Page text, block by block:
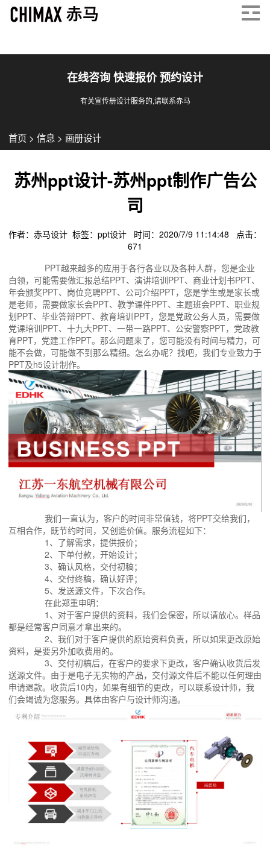
在线咨询 快速报价 预约设计
有关宣传册设计服务的,请联系赤马
首页 > 信息 > 画册设计
苏州ppt设计-苏州ppt制作广告公
司
作者：赤马设计 标签： ppt设计
时间：2020/7/9 11:14:48 点击：
671
PPT越来越多的应用于各行各业以及各种人群，您是企业
白领，可能需要做汇报总结PPT、演讲培训PPT、商业计划书PPT、
年会颁奖PPT、岗位竞聘PPT、公司介绍PPT，您是学生或是家长或
是老师，需要做家长会PPT、教学课件PPT、主题班会PPT、职业规
划PPT、毕业答辩PPT、教育培训PPT，您是党政公务人员，需要做
党课培训PPT、十九大PPT、一带一路PPT、公安警察PPT，党政教
育PPT，党建工作PPT。那么问题来了，您可能没有时间与精力，可
能不会做，可能做不到那么精细。怎么办呢？找吧，我们专业致力于
PPT及h5设计制作。
我们一直认为，客户的时间非常值钱，将PPT交给我们，
互相合作，既节约时间，又创造价值。服务流程如下：
1、了解需求，提供报价；
2、下单付款，开始设计；
3、确认风格，交付初稿；
4、交付终稿，确认好评；
5、发送源文件，下次合作。
在此郑重申明：
1、对于客户提供的资料，我们会保密，所以请放心。样品
都是经常客户同意才拿出来的。
2、我们对于客户提供的原始资料负责，所以如果更改原始
资料，是要另外加收费用的。
3、交付初稿后，在客户的要求下更改，客户确认收货后发
送源文件。由于是电子无实物的产品，交付源文件后不能以任何理由
申请退款。收货后10内，如果有细节的更改，可以联系设计师，我
们会竭诚为您服务。具体由客户与设计师沟通。